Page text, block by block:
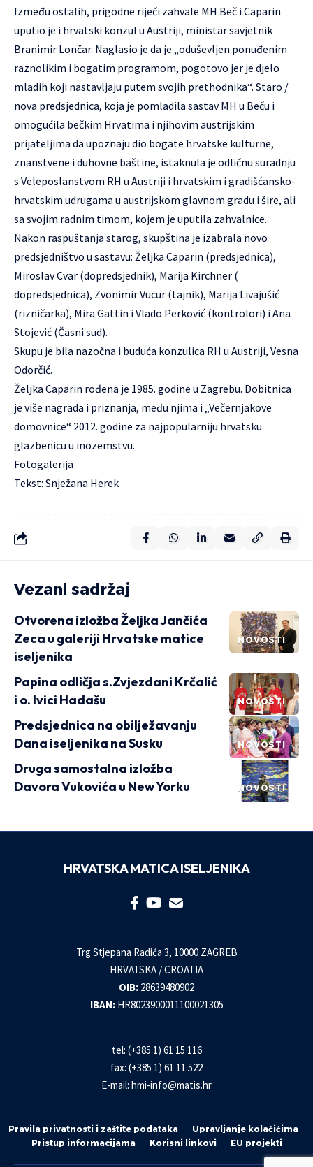
Između ostalih, prigodne riječi zahvale MH Beč i Caparin
uputio je i hrvatski konzul u Austriji, ministar savjetnik
Branimir Lončar. Naglasio je da je „oduševljen ponuđenim
raznolikim i bogatim programom, pogotovo jer je djelo
mladih koji nastavljaju putem svojih prethodnika“. Staro /
nova predsjednica, koja je pomladila sastav MH u Beču i
omogućila bečkim Hrvatima i njihovim austrijskim
prijateljima da upoznaju dio bogate hrvatske kulturne,
znanstvene i duhovne baštine, istaknula je odličnu suradnju
s Veleposlanstvom RH u Austriji i hrvatskim i gradišćansko-
hrvatskim udrugama u austrijskom glavnom gradu i šire, ali
sa svojim radnim timom, kojem je uputila zahvalnice.
Nakon raspuštanja starog, skupština je izabrala novo
predsjedništvo u sastavu: Željka Caparin (predsjednica),
Miroslav Cvar (dopredsjednik), Marija Kirchner (
dopredsjednica), Zvonimir Vucur (tajnik), Marija Livajušić
(rizničarka), Mira Gattin i Vlado Perković (kontrolori) i Ana
Stojević (Časni sud).
Skupu je bila nazočna i buduća konzulica RH u Austriji, Vesna
Odorčić.
Željka Caparin rođena je 1985. godine u Zagrebu. Dobitnica
je više nagrada i priznanja, među njima i „Večernjakove
domovnice“ 2012. godine za najpopularniju hrvatsku
glazbenicu u inozemstvu.
Fotogalerija
Tekst: Snježana Herek
Vezani sadržaj
NOVOSTI
Otvorena izložba Željka Jančića
Zeca u galeriji Hrvatske matice
iseljenika
NOVOSTI
Papina odličja s.Zvjezdani Krčalić
i o. Ivici Hadašu
NOVOSTI
Predsjednica na obilježavanju
Dana iseljenika na Susku
NOVOSTI
Druga samostalna izložba
Davora Vukovića u New Yorku
HRVATSKA MATICA ISELJENIKA
Trg Stjepana Radića 3, 10000 ZAGREB
HRVATSKA / CROATIA
OIB: 28639480902
IBAN: HR8023900011100021305
tel: (+385 1) 61 15 116
fax: (+385 1) 61 11 522
E-mail: hmi-info@matis.hr
Pravila privatnosti i zaštite podataka
Upravljanje kolačićima
Pristup informacijama
Korisni linkovi EU projekti